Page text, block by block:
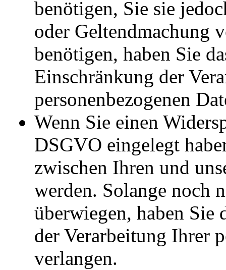
benötigen, Sie sie
oder Geltendmachung
benötigen, haben Sie
Einschränkung der
personenbezogenen
Wenn Sie einen
DSGVO eingelegt
zwischen Ihren und
werden. Solange noch
überwiegen, haben Sie
der Verarbeitung Ihrer
verlangen.